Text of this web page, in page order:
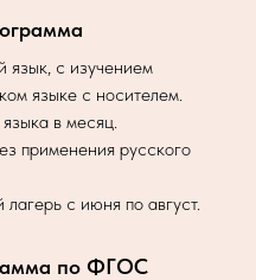
язык, с изучением
языке с носителем.
в месяц.
применения русского
с июня по август.
по ФГОС